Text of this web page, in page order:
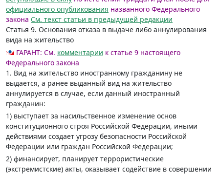
официального опубликования названного Федерального
закона См. текст статьи в предыдущей редакции
Статья 9. Основания отказа в выдаче либо аннулирования
вида на жительство
ГАРАНТ: См. комментарии к статье 9 настоящего
Федерального закона
1. Вид на жительство иностранному гражданину не
выдается, а ранее выданный вид на жительство
аннулируется в случае, если данный иностранный
гражданин:
1) выступает за насильственное изменение основ
конституционного строя Российской Федерации, иными
действиями создает угрозу безопасности Российской
Федерации или граждан Российской Федерации;
2) финансирует, планирует террористические
(экстремистские) акты, оказывает содействие в совершении